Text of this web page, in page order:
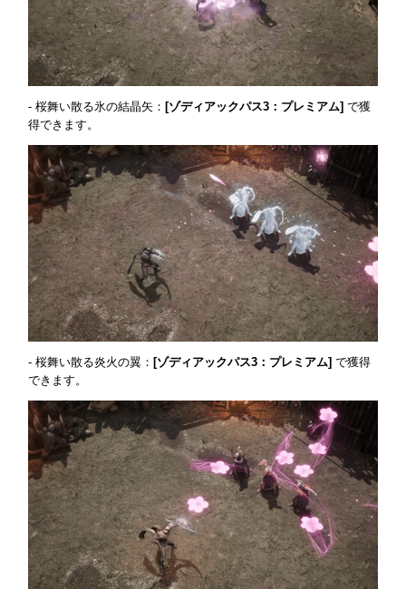
- 桜舞い散る氷の結晶矢： [ゾディアックパス3：プレミアム]で獲
得できます。
- 桜舞い散る炎火の翼： [ゾディアックパス3：プレミアム]で獲得
できます。